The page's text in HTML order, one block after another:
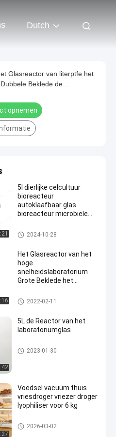
Dutch
Glasreactor van literptfe het
Beklede de
opnemen
5l dierlijke celcultuur
bioreacteur
autoklaafbaar glas
bioreacteur microbiële
de reactor van het laboratoriu
mglas
2024-10-28
Het Glasreactor van het
hoge
snelheidslaboratorium
Grote Beklede het
Laag Bewogen Tank
de reactor van het laboratoriu
mglas
2022-02-11
5L de Reactor van het
laboratoriumglas
de reactor van het laboratoriu
mglas
2023-01-30
Voedsel vacuüm thuis
vriesdroger vriezer droger
lyophiliser voor 6 kg
Vacuümvorstdroger
2026-03-02